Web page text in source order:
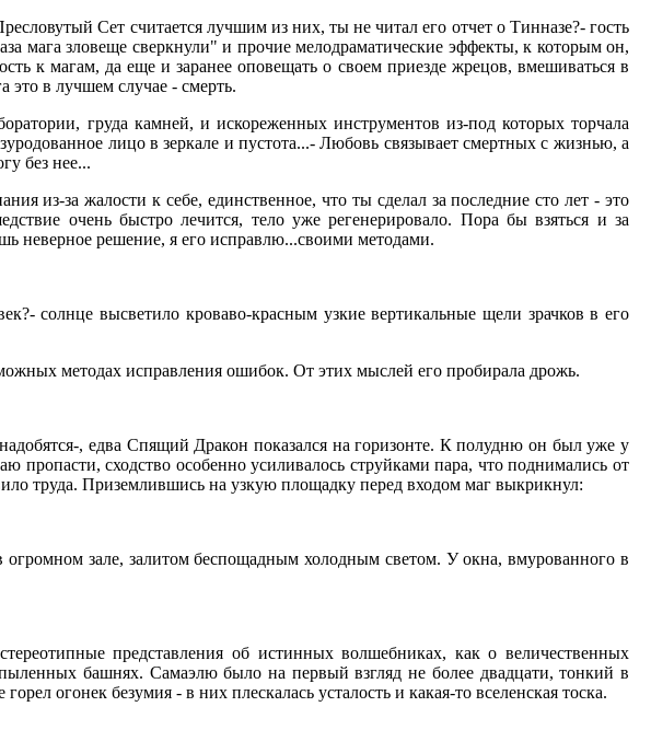
Сет считается лучшим из них, ты не читал его отчет о Тинназе?- гость
мага зловеще сверкнули" и прочие мелодраматические эффекты, к которым он,
к магам, да еще и заранее оповещать о своем приезде жрецов, вмешиваться в
это в лучшем случае - смерть.
груда камней, и искореженных инструментов из-под которых торчала
лицо в зеркале и пустота...- Любовь связывает смертных с жизнью, а
без нее...
из-за жалости к себе, единственное, что ты сделал за последние сто лет - это
очень быстро лечится, тело уже регенерировало. Пора бы взяться и за
неверное решение, я его исправлю...своими методами.
солнце высветило кроваво-красным узкие вертикальные щели зрачков в его
методах исправления ошибок. От этих мыслей его пробирала дрожь.
, едва Спящий Дракон показался на горизонте. К полудню он был уже у
сходство особенно усиливалось струйками пара, что поднимались от
труда. Приземлившись на узкую площадку перед входом маг выкрикнул:
огромном зале, залитом беспощадным холодным светом. У окна, вмурованного в
представления об истинных волшебниках, как о величественных
башнях. Самаэлю было на первый взгляд не более двадцати, тонкий в
огонек безумия - в них плескалась усталость и какая-то вселенская тоска.